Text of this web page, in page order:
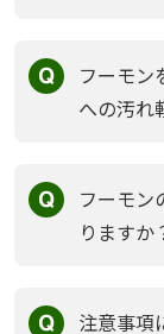
フーモン
への汚れ
フーモン
りますか
注意事項